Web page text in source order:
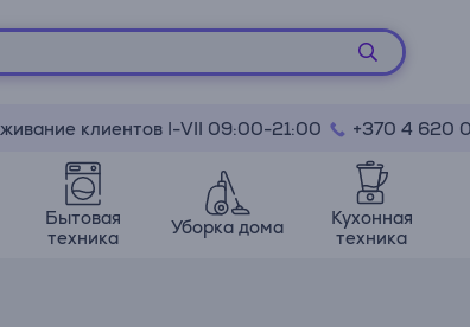
клиентов I-VII 09:00-21:00 +370 4 620
Бытовая
техника
Уборка дома
Кухонная
техника